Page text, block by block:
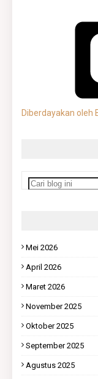
Diberdayakan oleh
Mei 2026
April 2026
Maret 2026
November 2025
Oktober 2025
September 2025
Agustus 2025